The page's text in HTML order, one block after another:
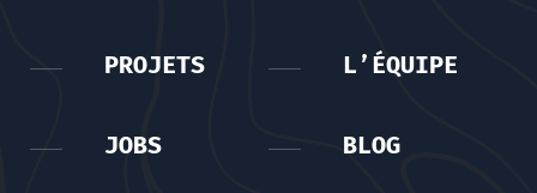
PROJETS L’ÉQUIPE
JOBS BLOG